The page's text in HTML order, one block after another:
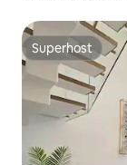
Superhost
Superhost